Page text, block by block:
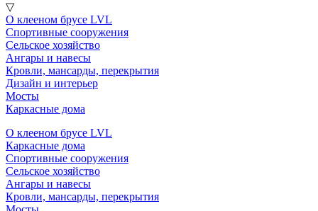
▽
О клееном брусе LVL
Спортивные сооружения
Сельское хозяйство
Ангары и навесы
Кровли, мансарды, перекрытия
Дизайн и интерьер
Мосты
Каркасные дома
О клееном брусе LVL
Каркасные дома
Спортивные сооружения
Сельское хозяйство
Ангары и навесы
Кровли, мансарды, перекрытия